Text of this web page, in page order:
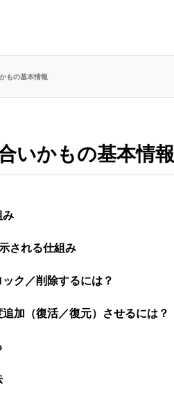
もの基本情報
いかもの基本情報
み
される仕組み
ク／削除するには？
加（復活／復元）させるには？